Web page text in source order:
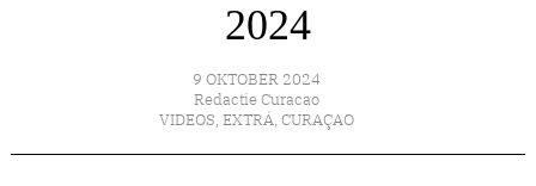
2024
9 OKTOBER 2024
Redactie Curacao
VIDEOS, EXTRÁ, CURAÇAO